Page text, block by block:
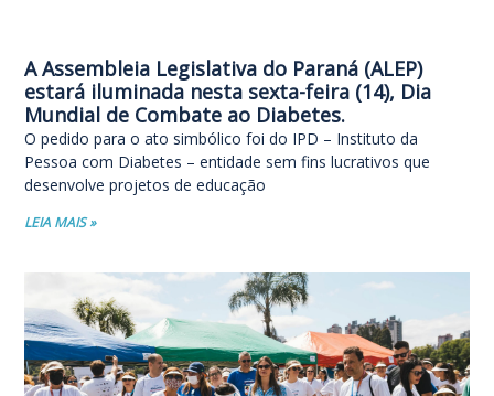
A Assembleia Legislativa do Paraná (ALEP)
estará iluminada nesta sexta-feira (14), Dia
Mundial de Combate ao Diabetes.
O pedido para o ato simbólico foi do IPD – Instituto da
Pessoa com Diabetes – entidade sem fins lucrativos que
desenvolve projetos de educação
LEIA MAIS »